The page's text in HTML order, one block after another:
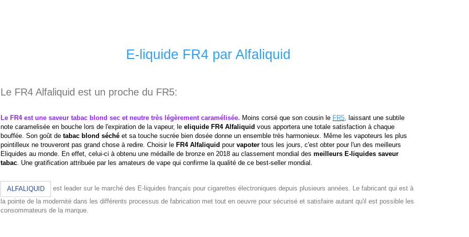
E-liquide FR4 par Alfaliquid
Le FR4 Alfaliquid est un proche du FR5:
Le FR4 est une saveur tabac blond sec et neutre très légèrement caramélisée. Moins corsé que son cousin le FR5, laissant une subtile
note caramelisée en bouche lors de l'expiration de la vapeur, le eliquide FR4 Alfaliquid vous apportera une totale satisfaction à chaque
bouffée. Son goût de tabac blond séché et sa touche sucrée bien dosée donne un ensemble très harmonieux. Même les vapoteurs les plus
pointilleux ne trouveront pas grand chose à redire. Choisir le FR4 Alfaliquid pourvapoter tous les jours, c'est obter pour l'un des meilleurs
Eliquides au monde. En effet, celui-ci à obtenu une médaille de bronze en 2018 au classement mondial des meilleurs E-liquides saveur
tabac. Une gratification attribuée par les amateurs de vape qui confirme la qualité de ce best-seller mondial.
ALFALIQUID
est leader sur le marché des E-liquides français pour cigarettes électroniques depuis plusieurs années. Le fabricant qui est à
la pointe de la modernité dans les différents processus de fabrication met tout en oeuvre pour sécurisé et satisfaire autant qu'il est possible les
consommateurs de la marque.